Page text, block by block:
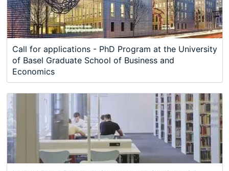
Call for applications - PhD Program at the University
of Basel Graduate School of Business and
Economics